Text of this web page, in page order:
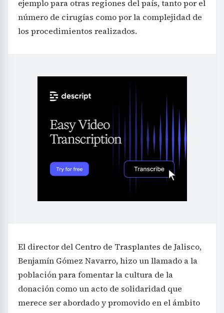
ejemplo para otras regiones del país, tanto por el
número de cirugías como por la complejidad de
los procedimientos realizados.
El director del Centro de Trasplantes de Jalisco,
Benjamín Gómez Navarro, hizo un llamado a la
población para fomentar la cultura de la
donación como un acto de solidaridad que
merece ser abordado y promovido en el ámbito